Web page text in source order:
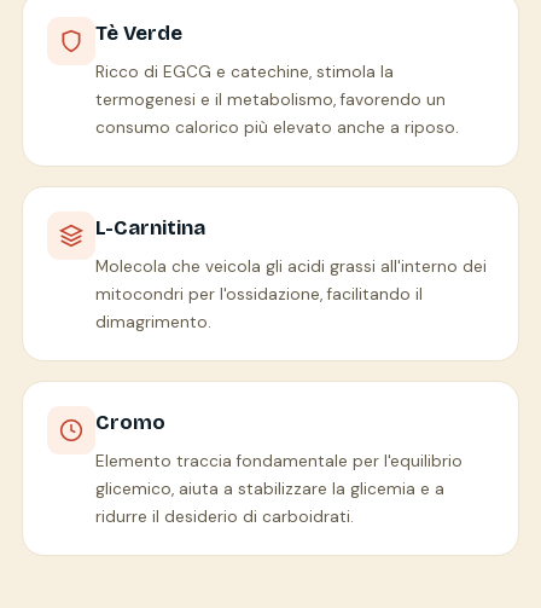
Tè Verde
Ricco di EGCG e catechine, stimola la
termogenesi e il metabolismo, favorendo un
consumo calorico più elevato anche a riposo.
L-Carnitina
Molecola che veicola gli acidi grassi all'interno dei
mitocondri per l'ossidazione, facilitando il
dimagrimento.
Cromo
Elemento traccia fondamentale per l'equilibrio
glicemico, aiuta a stabilizzare la glicemia e a
ridurre il desiderio di carboidrati.